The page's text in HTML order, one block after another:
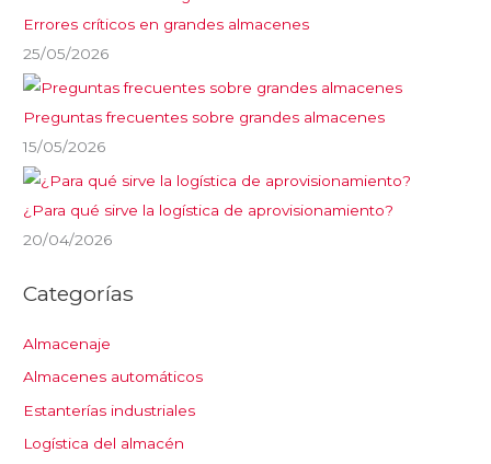
Errores críticos en grandes almacenes
25/05/2026
Preguntas frecuentes sobre grandes almacenes
15/05/2026
¿Para qué sirve la logística de aprovisionamiento?
20/04/2026
Categorías
Almacenaje
Almacenes automáticos
Estanterías industriales
Logística del almacén